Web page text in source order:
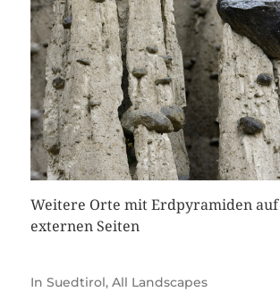
Weitere Orte mit Erdpyramiden auf
externen Seiten
In Suedtirol, All Landscapes